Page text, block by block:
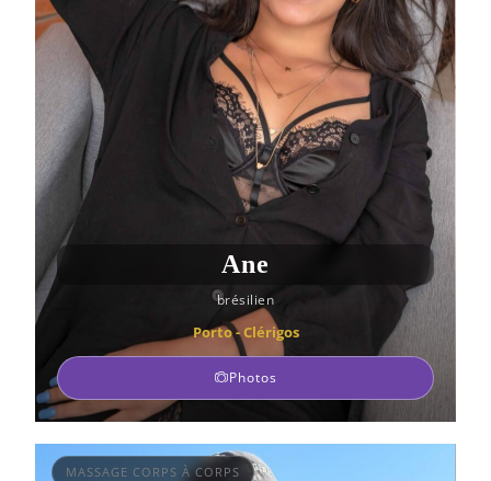
Ane
brésilien
Porto - Clérigos
Photos
MASSAGE CORPS À CORPS